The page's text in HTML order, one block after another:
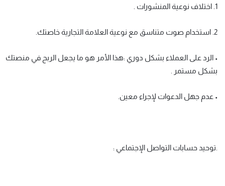
1. اختلاف نوعية المنشورات .
2. استخدام صوت متناسق مع نوعية العلامة التجارية خاصتك.
• الرد على العملاء بشكل دوري :هذا الأمر هو ما يجعل الربح في منصتك
بشكل مستمر .
• عدم جهل الدعوات لإجراء معين.
.توحيد حسابات التواصل الإجتماعي :